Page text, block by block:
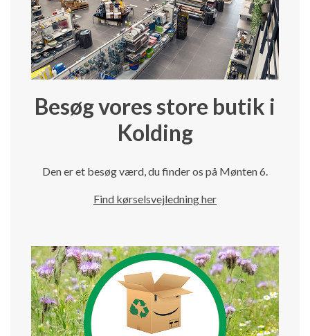
Besøg vores store butik i
Kolding
Den er et besøg værd, du finder os på Mønten 6.
Find kørselsvejledning her